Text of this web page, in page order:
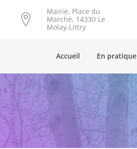
Mairie, Place du
Marché, 14330 Le
Molay-Littry
Accueil En pratique